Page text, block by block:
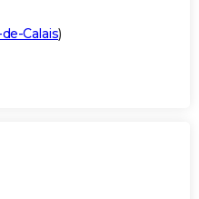
Calais)